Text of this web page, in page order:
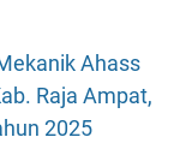
Ahass
Raja Ampat,
2025